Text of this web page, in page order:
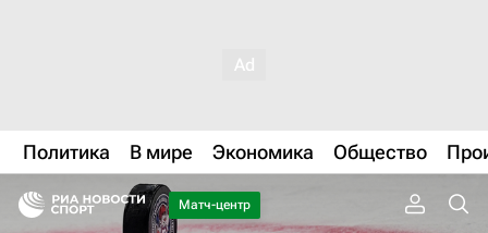
Политика В мире Экономика Общество
Матч-центр